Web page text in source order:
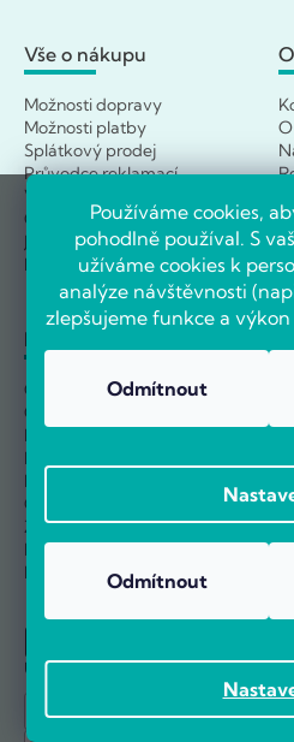
Používáme cookies,
pohodlně používal. S
užíváme cookies k
analýze návštěvnosti
zlepšujeme funkce a výkon
Odmítnout
Odmítnout
Vše o nákupu
Možnosti dopravy
Možnosti platby
Splátkový prodej
Průvodce reklamací
Výměna a vrácení
Odstoupit od smlouvy
Jak nakupovat
Nejčastější dotazy
Informace
Obchodní podmínky
Ochrana osobních údajů
Informace o používání cookies
Nastavení sběru Cookies
Reklamační řád
Ověřování hodnocení
Zpětný odběr elektro odpadu
Návody
Blog
U nás můžete platit: